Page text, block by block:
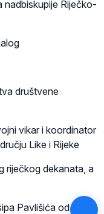
Riječko-
društvene
vikar i koordinator
Like i Rijeke
dekanata, a
Pavlišića od 1984.